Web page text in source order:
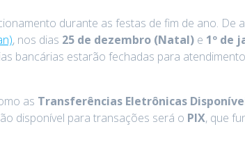
durante as festas de fim de ano. De
, nos dias 25 de dezembro (Natal) e 1º de
bancárias estarão fechadas para
as Transferências Eletrônicas
disponível para transações será o PIX, que